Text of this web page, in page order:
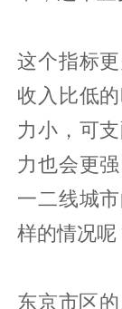
这个指标
收入比低
力小，可
力也会更
一二线城
样的情况呢
东京市区